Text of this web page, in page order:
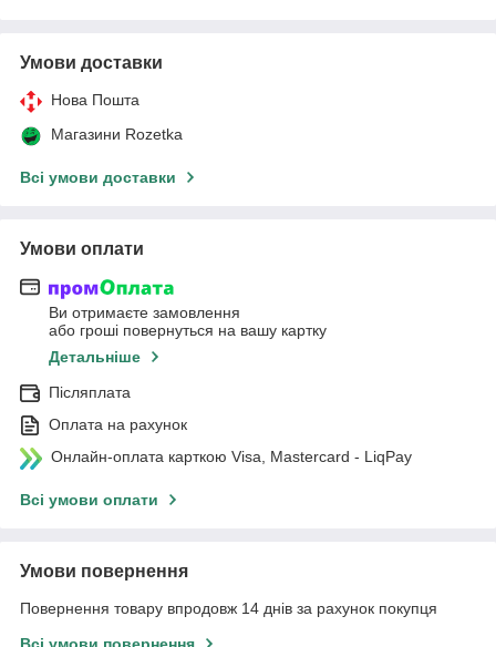
Умови доставки
Нова Пошта
Магазини Rozetka
Всі умови доставки
Умови оплати
Ви отримаєте замовлення
або гроші повернуться на вашу картку
Детальніше
Післяплата
Оплата на рахунок
Онлайн-оплата карткою Visa, Mastercard - LiqPay
Всі умови оплати
Умови повернення
Повернення товару впродовж 14 днів за рахунок покупця